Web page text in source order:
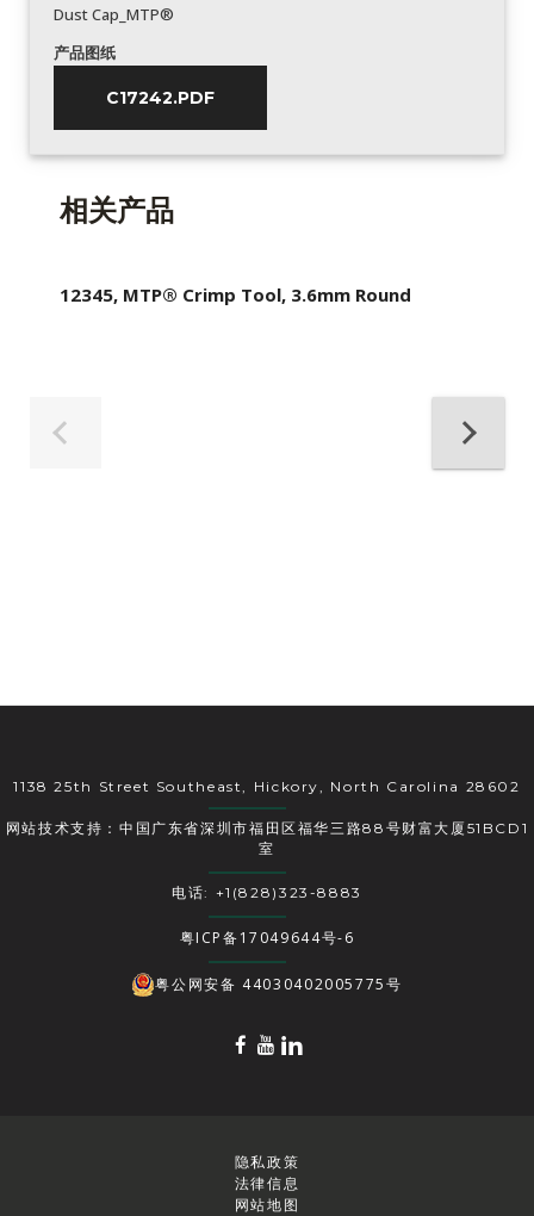
Dust Cap_MTP®
产品图纸
C17242.PDF
相关产品
12345, MTP® Crimp Tool, 3.6mm Round
1138 25th Street Southeast, Hickory, North Carolina 28602
网站技术支持：中国广东省深圳市福田区福华三路88号财富大厦51BCD1
室
电话: +1(828)323-8883
粤ICP备17049644号-6
粤公网安备 44030402005775号
隐私政策
法律信息
网站地图